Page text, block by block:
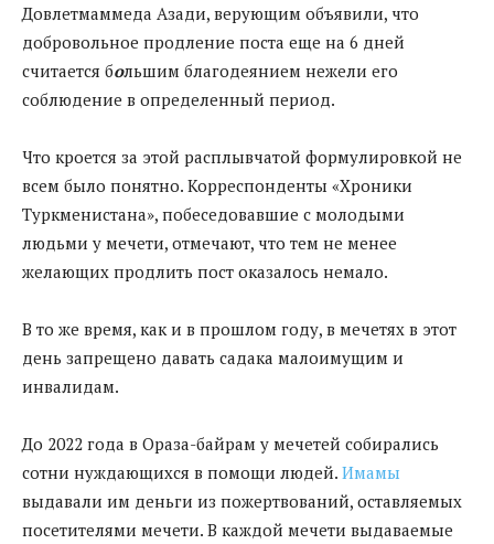
Довлетмаммеда Азади, верующим объявили, что
добровольное продление поста еще на 6 дней
считается большим благодеянием нежели его
соблюдение в определенный период.
Что кроется за этой расплывчатой формулировкой не
всем было понятно. Корреспонденты «Хроники
Туркменистана», побеседовавшие с молодыми
людьми у мечети, отмечают, что тем не менее
желающих продлить пост оказалось немало.
В то же время, как и в прошлом году, в мечетях в этот
день запрещено давать садака малоимущим и
инвалидам.
До 2022 года в Ораза-байрам у мечетей собирались
сотни нуждающихся в помощи людей. Имамы
выдавали им деньги из пожертвований, оставляемых
посетителями мечети. В каждой мечети выдаваемые